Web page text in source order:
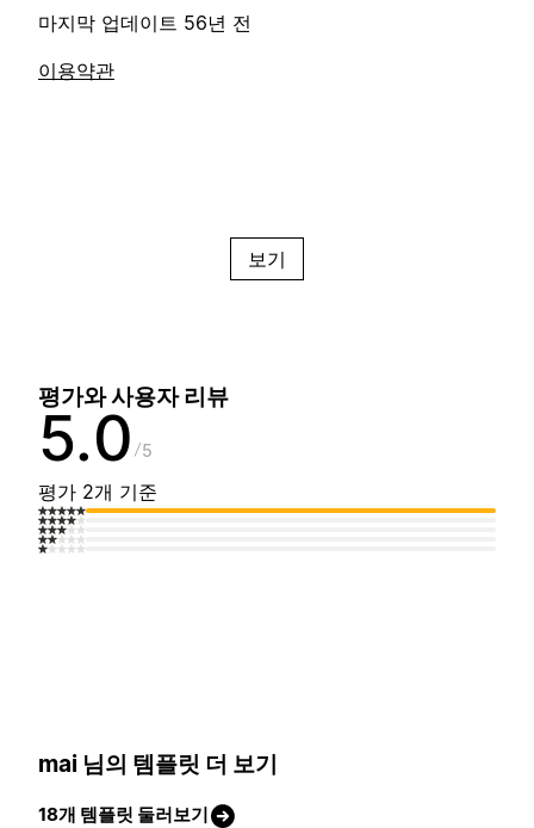
마지막 업데이트 56년 전
이용약관
보기
평가와 사용자 리뷰
5.0 5
평가 2개 기준
mai 님의 템플릿 더 보기
18개 템플릿 둘러보기